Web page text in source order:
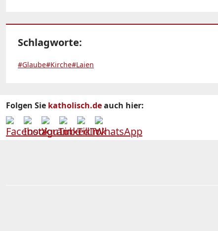
Schlagworte:
#Glaube#Kirche#Laien
Folgen Sie katholisch.deauch hier: